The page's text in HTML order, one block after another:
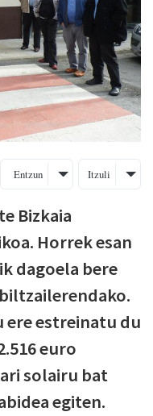
Entzun Itzuli
Bizkaia
Horrek esan
dagoela bere
ere estreinatu du
euro
solairu bat
egiten.